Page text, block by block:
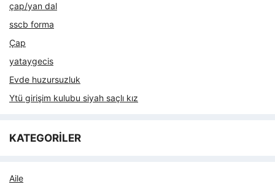
çap/yan dal
sscb forma
Çap
yataygecis
Evde huzursuzluk
Ytü girişim kulubu siyah saçlı kız
KATEGORİLER
Aile